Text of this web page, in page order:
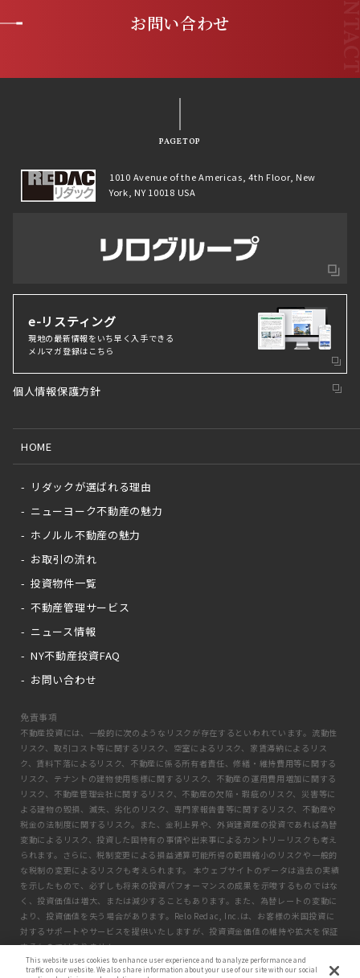
お問い合わせ
PAGETOP
1010 Avenue of the Americas, 4th Floor, New
York, NY 10018 USA
e-リスティング
現地の最新情報をいち早く⼊⼿できる
メルマガ登録はこちら
個人情報保護方針
HOME
リダックが選ばれる理由
ニューヨーク不動産の魅力
ホノルル不動産の魅力
お取引の流れ
投資物件一覧
不動産管理サービス
ニュース情報
NY不動産投資FAQ
お問い合わせ
免責事項
不動産投資には、一般的に次のようなリスクが存在するといわれています。流動性
リスク、取引コスト等に関するリスク、空室によるリスク、家賃滞納によるリス
ク、賃料下落によるリスク、不動産に係る所有者責任、修繕・維持費用等に関する
リスク、テナントの建物使用態様に関するリスク、不動産の運用費用増加に関する
リスク、不動産管理会社に関するリスク、不動産の欠陥・瑕疵のリスク、災害等に
よる建物の毀損、滅失、劣化のリスク、専門家報告書等に関するリスク、不動産や
税金の法制度に関するリスク。また、金利上昇や、外貨建資産の投資であれば為替
変動によるリスク、投資した国特有の事情や出来事によるカントリーリスクも考え
られます。さらに、税制変更による損益通算可能所得の範囲縮小のリスクや一般的
な税制の変更によるリスクも考えられます。 本ウェブサイトのデータは過去の実績
を示したもので、必ずしも将来の投資パフォーマンスの成果を示唆するものではな
く、投資価値は増大、または減少することもあります。また、為替レートの変動に
より、投資価値を失う場合があります。Relo Redac, Inc.は、お客様の米国投資に
対するサポートやサービスを提供いたしますが、投資資金価値の維持や拡大を保証
するものではありません。
This website uses cookies to enhance user experience and to analyze performance and
traffic on our website. We also share information about your use of our site with our social